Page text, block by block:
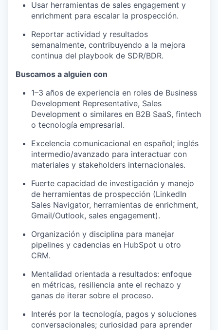
Usar herramientas de sales engagement y
enrichment para escalar la prospección.
Reportar actividad y resultados
semanalmente, contribuyendo a la mejora
continua del playbook de SDR/BDR.
Buscamos a alguien con
1–3 años de experiencia en roles de Business
Development Representative, Sales
Development o similares en B2B SaaS, fintech
o tecnología empresarial.
Excelencia comunicacional en español; inglés
intermedio/avanzado para interactuar con
materiales y stakeholders internacionales.
Fuerte capacidad de investigación y manejo
de herramientas de prospección (LinkedIn
Sales Navigator, herramientas de enrichment,
Gmail/Outlook, sales engagement).
Organización y disciplina para manejar
pipelines y cadencias en HubSpot u otro
CRM.
Mentalidad orientada a resultados: enfoque
en métricas, resiliencia ante el rechazo y
ganas de iterar sobre el proceso.
Interés por la tecnología, pagos y soluciones
conversacionales; curiosidad para aprender